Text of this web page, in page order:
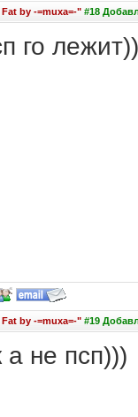
by -=muxa=-"#18
го
by -=muxa=-"#19
не псп)))